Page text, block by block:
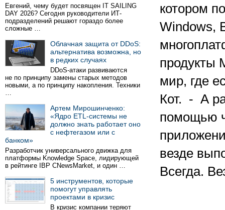
Евгений, чему будет посвящен IT SAILING
DAY 2026? Сегодня руководители ИТ-
подразделений решают гораздо более
сложные …
Облачная защита от DDoS:
альтернатива возможна, но
в редких случаях
DDoS-атаки развиваются
не по принципу замены старых методов
новыми, а по принципу накопления. Техники
…
Артем Мирошинченко:
«Ядро ETL-системы не
должно знать работает оно
с нефтегазом или с
банком»
Разработчик универсального движка для
платформы Knowledge Space, лидирующей
в рейтинге IBP CNewsMarket, и один …
5 инструментов, которые
помогут управлять
проектами в кризис
В кризис компании теряют
котором
Windows,
продукты
мир, где
Кот. - А
помощью
везде
Всегда.